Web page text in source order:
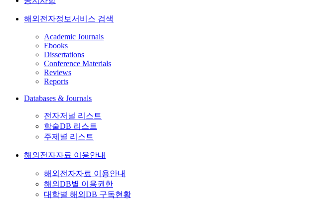
해외전자정보서비스 검색
Academic Journals
Ebooks
Dissertations
Conference Materials
Reviews
Reports
Databases & Journals
전자저널 리스트
학술DB 리스트
주제별 리스트
해외전자자료 이용안내
해외전자자료 이용안내
해외DB별 이용권한
대학별 해외DB 구독현황